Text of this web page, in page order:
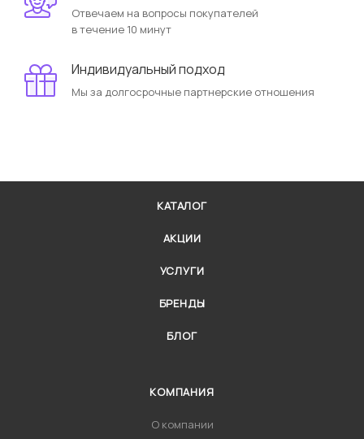
Отвечаем на вопросы покупателей
в течение 10 минут
Индивидуальный подход
Мы за долгосрочные партнерские отношения
КАТАЛОГ
АКЦИИ
УСЛУГИ
БРЕНДЫ
БЛОГ
КОМПАНИЯ
О компании